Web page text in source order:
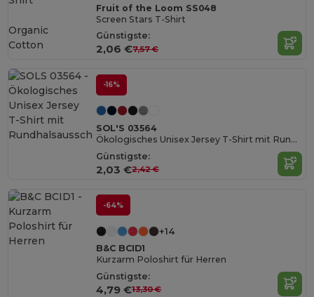
Fruit of the Loom SS048
Screen Stars T-Shirt
Günstigste:
2,06 €7,57 €
Organic
Cotton
-16%
SOL'S 03564
Ökologisches Unisex Jersey T-Shirt mit Rundhalsausschnitt
Günstigste:
2,03 €2,42 €
-64%
+14
B&C BCID1
Kurzarm Poloshirt für Herren
Günstigste:
4,79 €13,30 €